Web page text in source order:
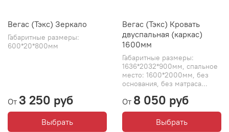
Вегас (Тэкс) Зеркало
Габаритные размеры:
600*20*800мм
От 3 250 руб
Выбрать
Вегас (Тэкс) Кровать
двуспальная (каркас)
1600мм
Габаритные размеры:
1636*2032*900мм, спальное
место: 1600*2000мм, без
основания, без матраса...
От 8 050 руб
Выбрать